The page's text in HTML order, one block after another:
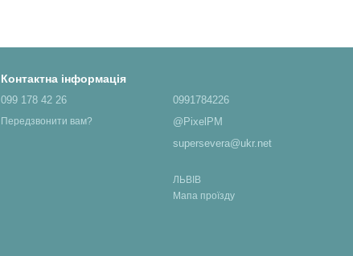
Контактна інформація
099 178 42 26
Передзвонити вам?
0991784226
@PixelPM
supersevera@ukr.net
ЛЬВІВ
Мапа проїзду